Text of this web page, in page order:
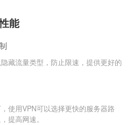
能
藏流量类型，防止限速，提供更好的
使用VPN可以选择更快的服务器路
提高网速。